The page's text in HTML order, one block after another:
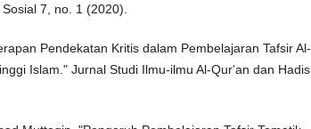
7, no. 1 (2020).
Pendekatan Kritis dalam Pembelajaran Tafsir Al-
Islam." Jurnal Studi Ilmu-ilmu Al-Qur'an dan Hadis